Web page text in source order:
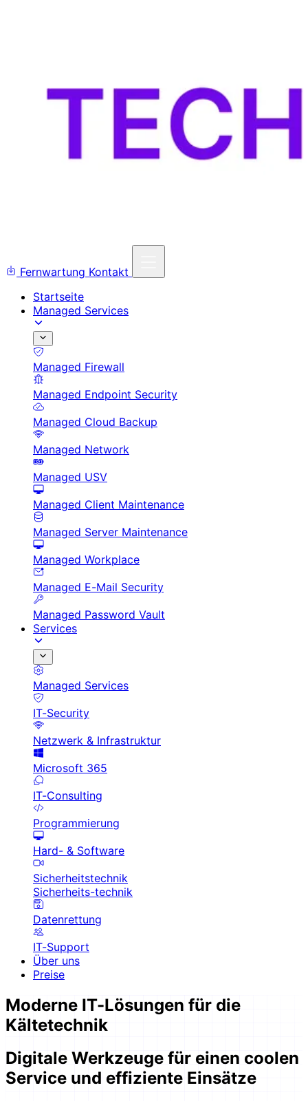
Fernwartung Kontakt
Startseite
Managed Services
Managed Firewall
Managed Endpoint Security
Managed Cloud Backup
Managed Network
Managed USV
Managed Client Maintenance
Managed Server Maintenance
Managed Workplace
Managed E-Mail Security
Managed Password Vault
Services
Managed Services
IT-Security
Netzwerk & Infrastruktur
Microsoft 365
IT-Consulting
Programmierung
Hard- & Software
Sicherheitstechnik
Sicherheits-technik
Datenrettung
IT-Support
Über uns
Preise
Moderne IT-Lösungen für die
Kältetechnik
Digitale Werkzeuge für einen coolen
Service und effiziente Einsätze